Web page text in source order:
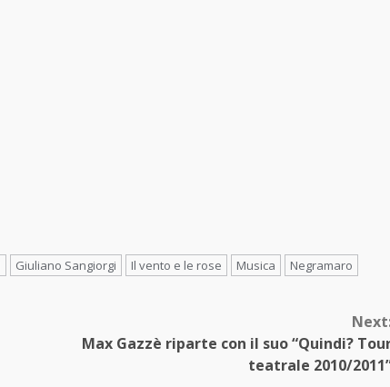
Giuliano Sangiorgi Il vento e le rose Musica
Negramaro
Max Gazzè riparte con il suo “Quindi?
teatrale 2010/